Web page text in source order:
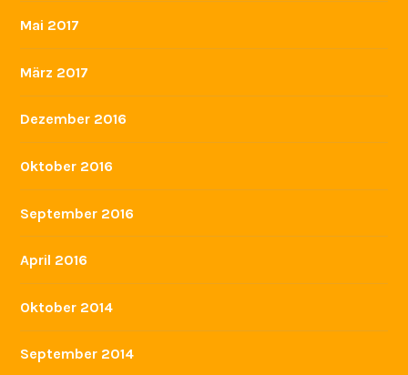
Mai 2017
März 2017
Dezember 2016
Oktober 2016
September 2016
April 2016
Oktober 2014
September 2014